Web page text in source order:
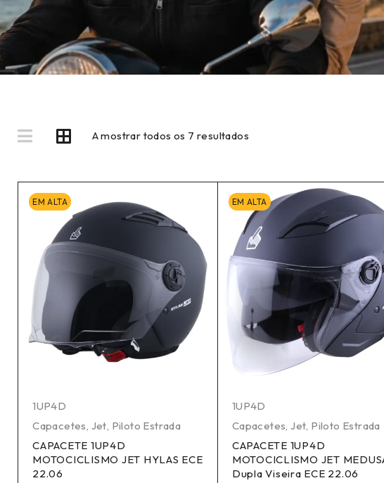
A mostrar todos os 7 resultados
EM ALTA
1UP4D
Capacetes Jet Piloto Estrada
CAPACETE 1UP4D
MOTOCICLISMO JET HYLAS ECE
22.06
EM ALTA
1UP4D
Capacetes ,Jet Piloto Estrada
CAPACETE 1UP4D
MOTOCICLISMO JET
Dupla Viseira ECE 22.06